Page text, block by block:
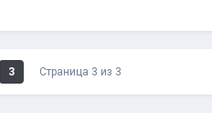
3 Страница 3 из 3